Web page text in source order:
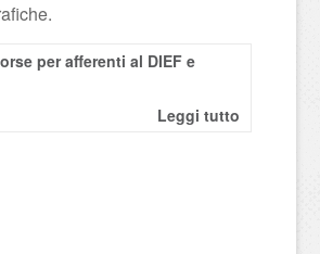
per afferenti al DIEF e
Leggi tutto